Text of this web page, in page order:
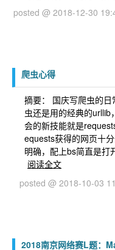
posted @ 2018-12-30
爬虫心得
摘要： 国庆写爬虫的
虫还是用的经典的urllib
会的新技能就是
equests获得的网页十
明确，配上bs简直是打
阅读全文
posted @ 2018-10-03
2018南京网络赛L题：